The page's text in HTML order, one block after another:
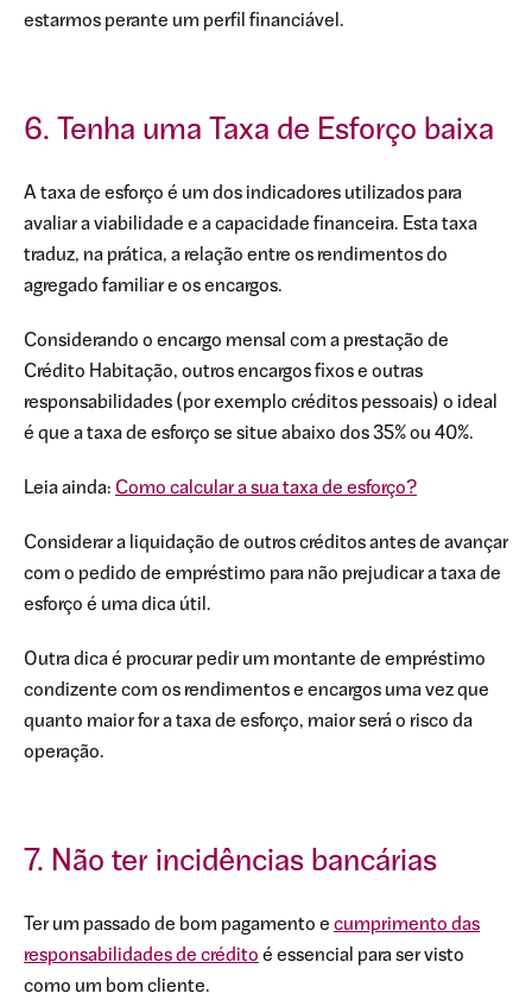
estarmos perante um perfil financiável.
6. Tenha uma Taxa de Esforço baixa
A taxa de esforço é um dos indicadores utilizados para
avaliar a viabilidade e a capacidade financeira. Esta taxa
traduz, na prática, a relação entre os rendimentos do
agregado familiar e os encargos.
Considerando o encargo mensal com a prestação de
Crédito Habitação, outros encargos fixos e outras
responsabilidades (por exemplo créditos pessoais) o ideal
é que a taxa de esforço se situe abaixo dos 35% ou 40%.
Leia ainda: Como calcular a sua taxa de esforço?
Considerar a liquidação de outros créditos antes de avançar
com o pedido de empréstimo para não prejudicar a taxa de
esforço é uma dica útil.
Outra dica é procurar pedir um montante de empréstimo
condizente com os rendimentos e encargos uma vez que
quanto maior for a taxa de esforço, maior será o risco da
operação.
7. Não ter incidências bancárias
Ter um passado de bom pagamento e cumprimento das
responsabilidades de crédito é essencial para ser visto
como um bom cliente.